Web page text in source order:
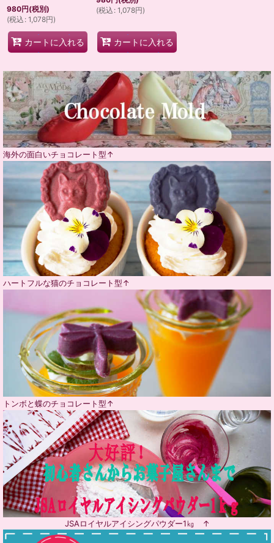
980円(税別)
(税込 : 1,078円)
カートに入れる
(税込 : 1,078円)
カートに入れる
海外の面白いチョコレート型↑
ハートフルな猫のチョコレート型↑
トンボと蝶のチョコレート型↑
JSAロイヤルアイシングパウダー1㎏ ↑